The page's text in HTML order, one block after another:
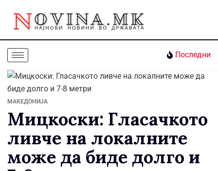
Последни
МАКЕДОНИЈА
Мицкоски: Гласачкото
ливче на локалните
може да биде долго и